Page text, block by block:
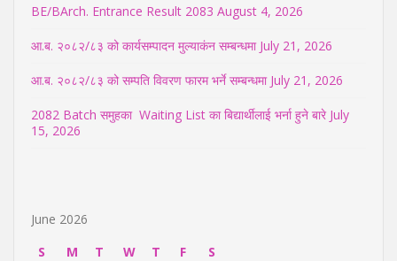
BE/BArch. Entrance Result 2083 August 4, 2026
आ.ब. २०८२/८३ को कार्यसम्पादन मुल्याकंन सम्बन्धमा July 21, 2026
आ.ब. २०८२/८३ को सम्पति विवरण फारम भर्ने सम्बन्धमा July 21, 2026
2082 Batch समुहका Waiting List का बिद्यार्थीलाई भर्ना हुने बारे July
15, 2026
June 2026
S
M T W T F
S